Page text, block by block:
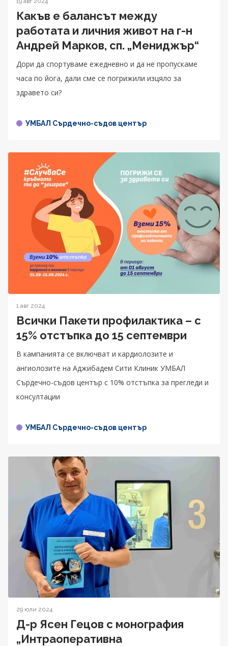
Какъв е балансът между
работата и личния живот на г-н
Андрей Марков, сп. „Мениджър“
Дори да спортуваме ежедневно и да не пропускаме
часа по йога, дали сме се погрижили изцяло за
здравето си?
УМБАЛ Сърдечно-съдов център
1 авг 2024
Всички Пакети профилактика – с
15% отстъпка до 15 септември
В кампанията се включват и кардиолозите и
ангиолозите на Аджибадем Сити Клиник УМБАЛ
Сърдечно-съдов център с 10% отстъпка за прегледи и
консултации
УМБАЛ Сърдечно-съдов център
29 юли 2024
Д-р Ясен Гецов с монография
„Интраоперативна